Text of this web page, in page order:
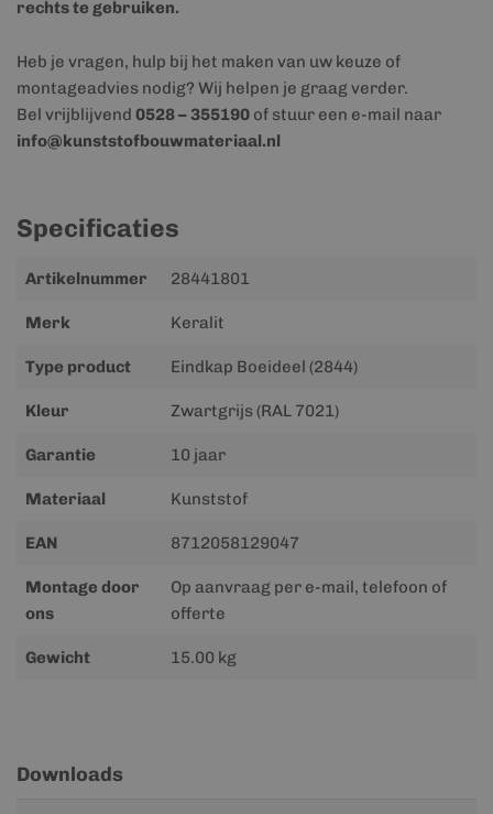
rechts te gebruiken.
Heb je vragen, hulp bij het maken van uw keuze of
montageadvies nodig? Wij helpen je graag verder.
Bel vrijblijvend 0528 – 355190 of stuur een e-mail naar
info@kunststofbouwmateriaal.nl
Specificaties
Meer
Artikelnummer 28441801
Merk Keralit
Type product Eindkap Boeideel (2844)
Kleur Zwartgrijs (RAL 7021)
Garantie 10 jaar
Materiaal Kunststof
EAN 8712058129047
Montage door
ons
Op aanvraag per e-mail, telefoon of
offerte
Gewicht 15.00 kg
Downloads